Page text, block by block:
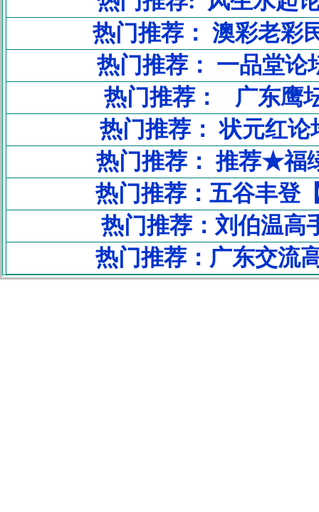
热门推荐： 澳彩老彩
热门推荐： 一品堂
热门推荐： 广东鹰
热门推荐： 状元红
热门推荐： 推荐★福
热门推荐：五谷丰登
热门推荐：刘伯温高
热门推荐：广东交流